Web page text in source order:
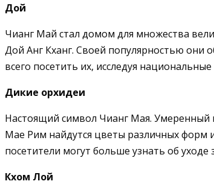
Дой
Чианг Май стал домом для множества
Дой Анг Кханг. Своей популярностью они
всего посетить их, исследуя
Дикие орхидеи
Настоящий символ Чианг Мая. Умеренный
Мае Рим найдутся цветы различных форм
посетители могут больше узнать об
Кхом Лой